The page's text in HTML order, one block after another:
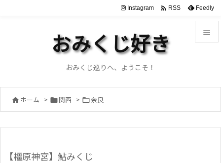

サイド
Instagram  RSS Feedly
おみくじ好き
おみくじ巡りへ、ようこそ！
 ホーム > 関西 > 奈良
【橿原神宮】鮎みくじ